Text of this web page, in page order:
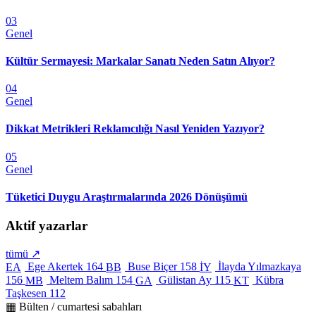
03
Genel
Kültür Sermayesi: Markalar Sanatı Neden Satın Alıyor?
04
Genel
Dikkat Metrikleri Reklamcılığı Nasıl Yeniden Yazıyor?
05
Genel
Tüketici Duygu Araştırmalarında 2026 Dönüşümü
Aktif yazarlar
tümü ↗
EA
Ege Akertek 164 BB Buse Biçer 158 İY İlayda Yılmazkaya
156 MB Meltem Balım 154 GA Gülistan Ay 115 KT Kübra
Taşkesen 112
▦ Bülten / cumartesi sabahları